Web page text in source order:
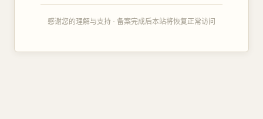
感谢您的理解与支持 · 备案完成后本站将恢复正常访问